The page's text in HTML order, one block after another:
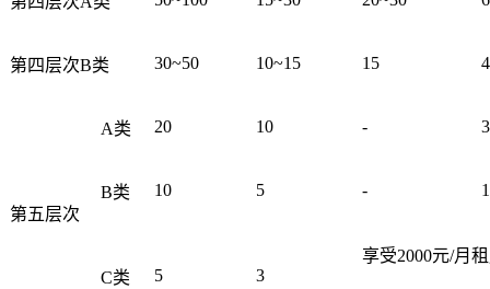
第四层次B类 30~50 10~15 15
第五层次
A类 20 10 -
B类 10 5 -
C类 5 3
享受2000元/月